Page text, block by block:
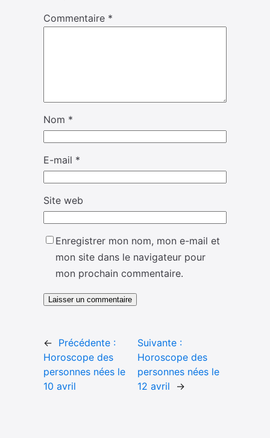
Commentaire *
Nom *
E-mail *
Site web
Enregistrer mon nom, mon e-mail et
mon site dans le navigateur pour
mon prochain commentaire.
← Précédente :
Horoscope des
personnes nées le
10 avril
Suivante :
Horoscope des
personnes nées le
12 avril
→